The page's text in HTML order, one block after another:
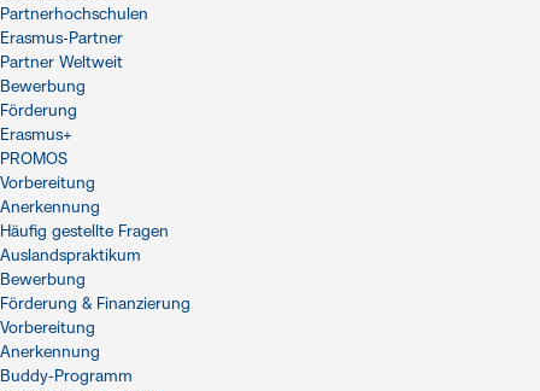
Partnerhochschulen
Erasmus-Partner
Partner Weltweit
Bewerbung
Förderung
Erasmus+
PROMOS
Vorbereitung
Anerkennung
Häufig gestellte Fragen
Auslandspraktikum
Bewerbung
Förderung & Finanzierung
Vorbereitung
Anerkennung
Buddy-Programm